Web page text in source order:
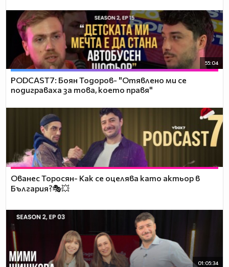
55:04
PODCAST7: ‪Боян Тодоров- "Отявлено ми се
подиграваха за това, което правя"
Ованес Торосян- Как се оцелява като актьор в
България?🎭💥
01:05:34